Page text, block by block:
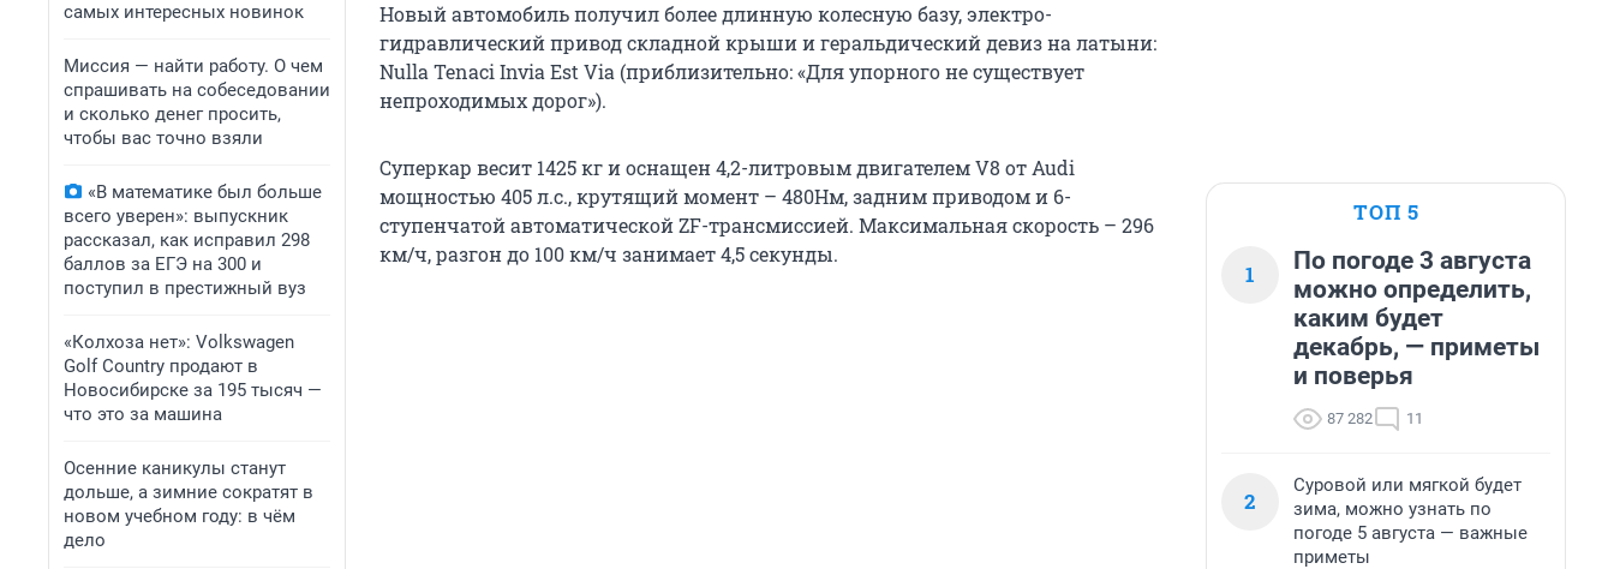
самых интересных новинок
Миссия — найти работу. О чем
спрашивать на собеседовании
и сколько денег просить,
чтобы вас точно взяли
«В математике был больше
всего уверен»: выпускник
рассказал, как исправил 298
баллов за ЕГЭ на 300 и
поступил в престижный вуз
«Колхоза нет»: Volkswagen
Golf Сountry продают в
Новосибирске за 195 тысяч —
что это за машина
Осенние каникулы станут
дольше, а зимние сократят в
новом учебном году: в чём
дело
Новый автомобиль получил более длинную колесную базу, электро-
гидравлический привод складной крыши и геральдический девиз на латыни:
Nulla Tenaci Invia Est Via (приблизительно: «Для упорного не существует
непроходимых дорог»).
Суперкар весит 1425 кг и оснащен 4,2-литровым двигателем V8 от Audi
мощностью 405 л.с., крутящий момент – 480Нм, задним приводом и 6-
ступенчатой автоматической ZF-трансмиссией. Максимальная скорость – 296
км/ч, разгон до 100 км/ч занимает 4,5 секунды.
ТОП 5
1
По погоде 3 августа
можно определить,
каким будет
декабрь, — приметы
и поверья
87 282 11
2
Суровой или мягкой будет
зима, можно узнать по
погоде 5 августа — важные
приметы